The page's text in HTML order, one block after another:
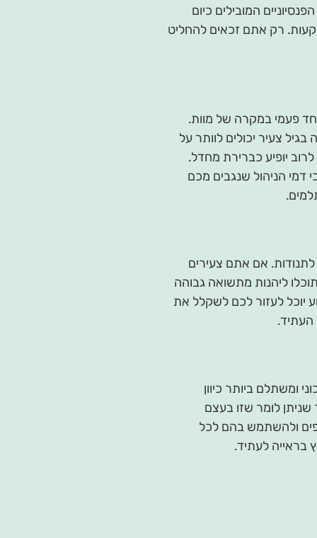
המובילים כיום
רק אתם זכאים להחליט
חד פעמי במקרה של מוות.
צעיר יכולים לוותר על
יופיע כברירת מחדל.
הניהול שנגבים מכם
אם אתם צעירים
ליהנות מתשואה גבוהה
יוכל לעזור לכם לשקלל את
ומשתלם ביותר כיוון
לומר שזו בעצם
ולהשתמש בהם לכל
בראייה לעתיד.